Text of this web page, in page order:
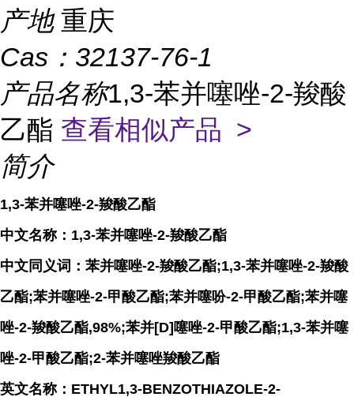
产地 重庆
Cas： 32137-76-1
产品名称1,3-苯并噻唑-2-羧酸
乙酯 查看相似产品 >
简介
1,3-苯并噻唑-2-羧酸乙酯
中文名称：1,3-苯并噻唑-2-羧酸乙酯
中文同义词：苯并噻唑-2-羧酸乙酯;1,3-苯并噻唑-2-羧酸
乙酯;苯并噻唑-2-甲酸乙酯;苯并噻吩-2-甲酸乙酯;苯并噻
唑-2-羧酸乙酯,98%;苯并[D]噻唑-2-甲酸乙酯;1,3-苯并噻
唑-2-甲酸乙酯;2-苯并噻唑羧酸乙酯
英文名称：ETHYL1,3-BENZOTHIAZOLE-2-